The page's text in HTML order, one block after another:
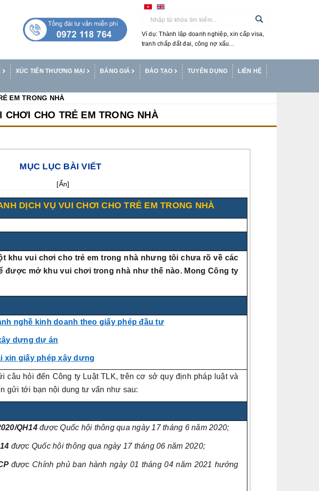
Ví dụ: Thành lập doanh nghiệp, xin cấp visa,
tranh chấp đất đai, công nợ xấu...
XÚC TIẾN THƯƠNG MẠI BẢNG GIÁ ĐÀO TẠO TUYỂN DỤNG LIÊN HỆ
EM TRONG NHÀ
CHO TRẺ EM TRONG NHÀ
MỤC LỤC BÀI VIẾT
[Ẩn]
DỊCH VỤ VUI CHƠI CHO TRẺ EM TRONG NHÀ
khu vui chơi cho trẻ em trong nhà nhưng tôi chưa rõ về các
được mở khu vui chơi trong nhà như thế nào. Mong Công ty
nghề kinh doanh theo giấy phép đầu tư
dựng dự án
xin giấy phép xây dựng
câu hỏi đến Công ty Luật TLK, trên cơ sở quy định pháp luật và
gửi tới bạn nội dung tư vấn như sau:
QH14được Quốc hội thông qua ngày 17 tháng 6 năm 2020;
được Quốc hội thông qua ngày 17 tháng 06 năm 2020;
được Chính phủ ban hành ngày 01 tháng 04 năm 2021 hướng